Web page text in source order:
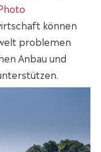
können
problemen
Anbau und